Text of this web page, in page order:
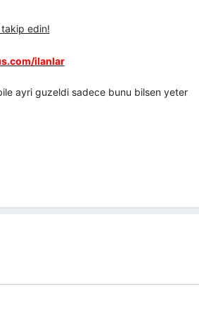
edin!
ilanlar
ayri guzeldi sadece bunu bilsen yeter